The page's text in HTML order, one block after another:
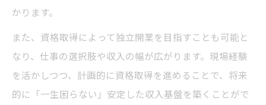
かります。
また、資格取得によって独立開業を目指すことも可能と
なり、仕事の選択肢や収入の幅が広がります。現場経験
を活かしつつ、計画的に資格取得を進めることで、将来
的に「一生困らない」安定した収入基盤を築くことがで